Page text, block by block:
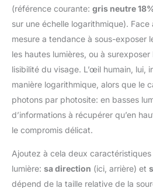
(référence courante: gris neutre
sur une échelle logarithmique).
mesure a tendance à sous-exposer
les hautes lumières, ou à
lisibilité du visage. L’œil humain, lui,
manière logarithmique, alors que le
photons par photosite: en basses
d’informations à récupérer qu’en
le compromis délicat.
Ajoutez à cela deux
lumière: sa direction (ici, arrière) et
dépend de la taille relative de la